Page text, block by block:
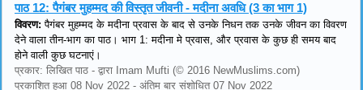
पाठ 12:पैगंबर मुहम्मद की विस्तृत जीवनी - मदीना अवधि (3 का भाग 1)
विवरण: पैगंबर मुहम्मद के मदीना प्रवास के बाद से उनके निधन तक उनके जीवन का विवरण
देने वाला तीन-भाग का पाठ। भाग 1: मदीना मे प्रवास, और प्रवास के कुछ ही समय बाद
होने वाली कुछ घटनाएं।
प्रकार: लिखित पाठ - द्वारा Imam Mufti (© 2016 NewMuslims.com)
प्रकाशित हुआ 08 Nov 2022 - अंतिम बार संशोधित 07 Nov 2022